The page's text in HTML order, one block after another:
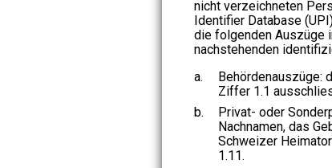
nicht verzeichneten
Identifier Database
die folgenden Auszüge
nachstehenden
a.
Behördenauszüge:
Ziffer 1.1
b.
Privat- oder
Nachnamen, das
Schweizer
1.11.